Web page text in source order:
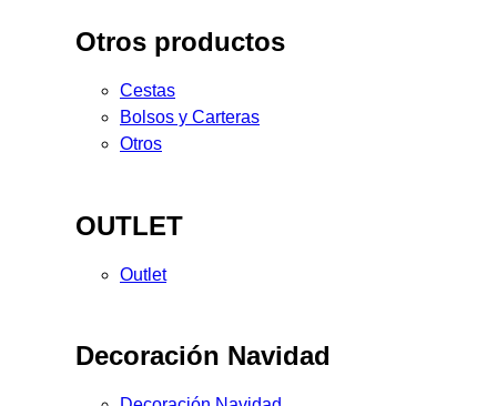
Otros productos
Cestas
Bolsos y Carteras
Otros
OUTLET
Outlet
Decoración Navidad